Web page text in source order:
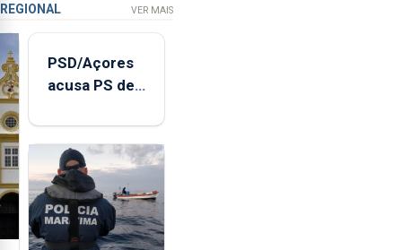
REGIONAL VER MAIS
PSD/Açores
acusa PS de
contraditória"
sobre
evolução
turística